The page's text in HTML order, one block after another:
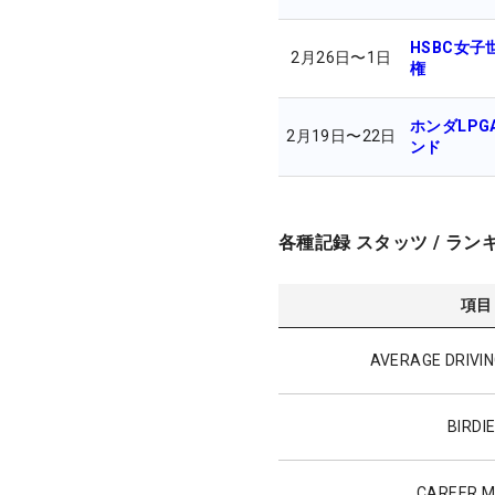
2月26日〜1日
HSBC女子
権
2月19日〜22日
ホンダ
ンド
各種記録 スタッツ / ラン
項目
AVERAGE